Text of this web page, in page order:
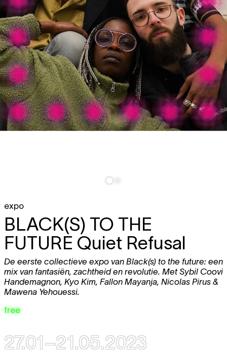
expo
BLACK(S) TO THE
FUTURE Quiet Refusal
De eerste collectieve expo van Black(s) to the future: een
mix van fantasiën, zachtheid en revolutie. Met Sybil Coovi
Handemagnon, Kyo Kim, Fallon Mayanja, Nicolas Pirus &
Mawena Yehouessi.
free
27.01–21.05.2023